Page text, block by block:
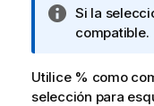
N
o
a
i
Si la
compatible.
Utilice % como
selección para